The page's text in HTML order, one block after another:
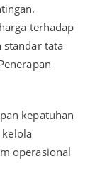
terhadap
standar tata
kepatuhan
kelola
operasional